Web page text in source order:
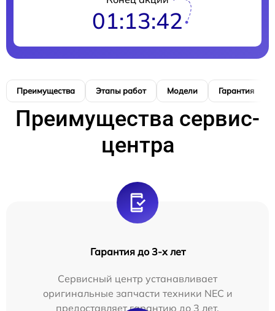
01:13:41
Преимущества Этапы работ Модели Гарантия
Преимущества сервис-
центра
Гарантия до 3-х лет
Сервисный центр устанавливает
оригинальные запчасти техники NEC и
предоставляет гарантию до 3 лет.